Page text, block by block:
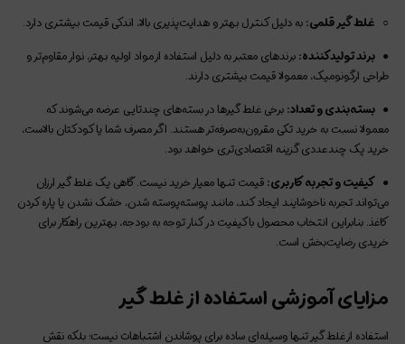
○ غلط‌‌‌‌ گیر قلمی:به دلیل کنترل بهتر و هدایت‌پذیری بالا، اندکی قیمت بیشتری دارد.
● برند تولیدکننده:برندهای معتبر به دلیل استفاده از مواد اولیه بهتر، نوار مقاوم‌تر و
طراحی ارگونومیک، معمولا قیمت بیشتری دارند.
● بسته‌بندی و تعداد:برخی غلط‌‌‌‌ گیرها در بسته‌های چندتایی عرضه می‌شوند که
معمولا نسبت به خرید تکی مقرون‌به‌صرفه‌تر هستند. اگر مصرف شما یا کودکتان بالاست،
خرید پک چندعددی گزینه اقتصادی‌تری خواهد بود.
● کیفیت و تجربه کاربری:قیمت تنها معیار خرید نیست. گاهی یک غلط‌‌‌‌ گیر ارزان
می‌تواند تجربه ناخوشایند ایجاد کند، مانند پوسته‌پوسته شدن، خشک نشدن یا پاره کردن
کاغذ. بنابراین انتخاب محصول باکیفیت در کنار توجه به بودجه، بهترین راهکار برای
خریدی رضایت‌بخش است.
مزایای آموزشی استفاده از غلط‌‌‌‌ گیر
استفاده از غلط‌‌‌‌ گیر تنها وسیله‌ای ساده برای پوشاندن اشتباهات نیست؛ بلکه نقش